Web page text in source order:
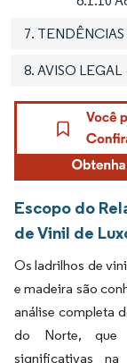
7.
8. AVISO LEGAL
Escopo do
de Vinil de
Os ladrilhos de
e madeira são
análise completa
do Norte, que
significativas